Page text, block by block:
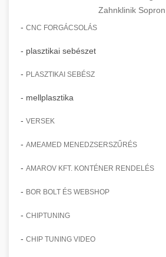
Zahnklinik Sopron
- CNC FORGÁCSOLÁS
- plasztikai sebészet
- PLASZTIKAI SEBÉSZ
- mellplasztika
- VERSEK
- AMEAMED MENEDZSERSZŰRÉS
- AMAROV KFT. KONTÉNER RENDELÉS
- BOR BOLT ÉS WEBSHOP
- CHIPTUNING
- CHIP TUNING VIDEO